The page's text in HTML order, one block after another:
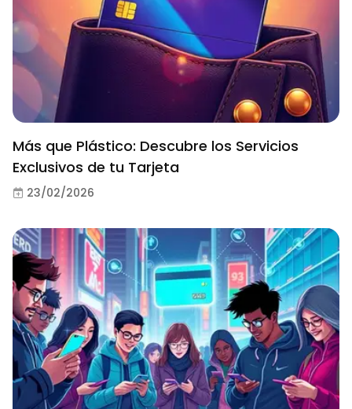
Más que Plástico: Descubre los Servicios
Exclusivos de tu Tarjeta
23/02/2026